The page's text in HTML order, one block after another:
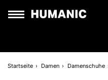
Startseite Damen Damenschuhe